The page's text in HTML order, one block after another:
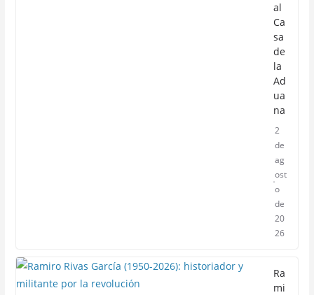
al
Ca
sa
de
la
Ad
ua
na
2
de
ag
ost
o
de
20
26
Ra
mi